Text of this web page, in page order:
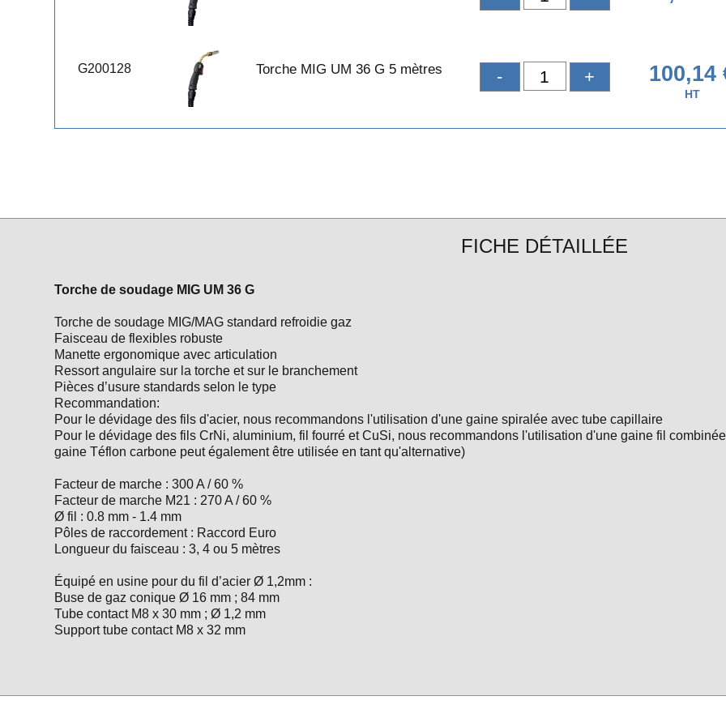
G200128 Torche MIG UM 36 G 5 mètres - + 100,14
HT
FICHE DÉTAILLÉE
Torche de soudage MIG UM 36 G
Torche de soudage MIG/MAG standard refroidie gaz
Faisceau de flexibles robuste
Manette ergonomique avec articulation
Ressort angulaire sur la torche et sur le branchement
Pièces d’usure standards selon le type
Recommandation:
Pour le dévidage des fils d'acier, nous recommandons l'utilisation d'une gaine spiralée avec tube capillaire
Pour le dévidage des fils CrNi, aluminium, fil fourré et CuSi, nous recommandons l'utilisation d'une gaine fil
gaine Téflon carbone peut également être utilisée en tant qu'alternative)
Facteur de marche : 300 A / 60 %
Facteur de marche M21 : 270 A / 60 %
Ø fil : 0.8 mm - 1.4 mm
Pôles de raccordement : Raccord Euro
Longueur du faisceau : 3, 4 ou 5 mètres
Équipé en usine pour du fil d’acier Ø 1,2mm :
Buse de gaz conique Ø 16 mm ; 84 mm
Tube contact M8 x 30 mm ; Ø 1,2 mm
Support tube contact M8 x 32 mm